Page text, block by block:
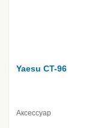
Yaesu CT-96
Аксессуар